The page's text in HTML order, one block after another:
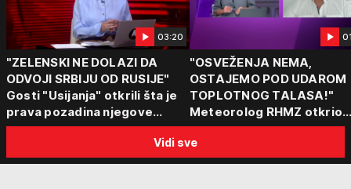
03:20
"ZELENSKI NE DOLAZI DA
ODVOJI SRBIJU OD RUSIJE"
Gosti "Usijanja" otkrili šta je
prava pozadina njegove
posete Beogradu
"OSVEŽENJA NEMA,
OSTAJEMO POD UDAROM
TOPLOTNOG TALASA!"
Meteorolog RHMZ otkrio
kakvo vreme nas čeka do
kraja avgusta
Vidi sve